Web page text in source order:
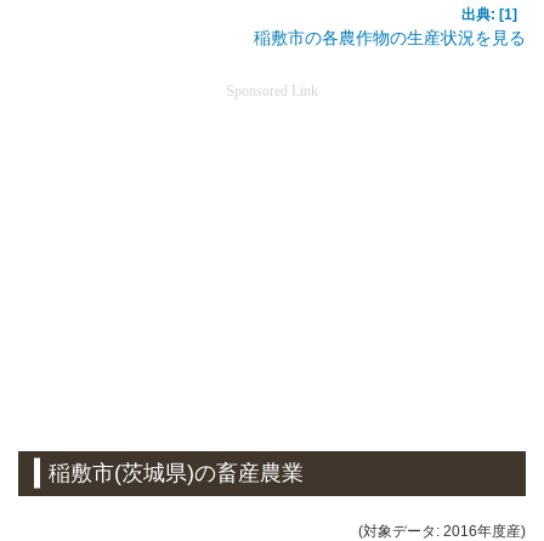
出典: [1]
稲敷市の各農作物の生産状況を見る
Sponsored Link
稲敷市(茨城県)の畜産農業
(対象データ: 2016年度産)